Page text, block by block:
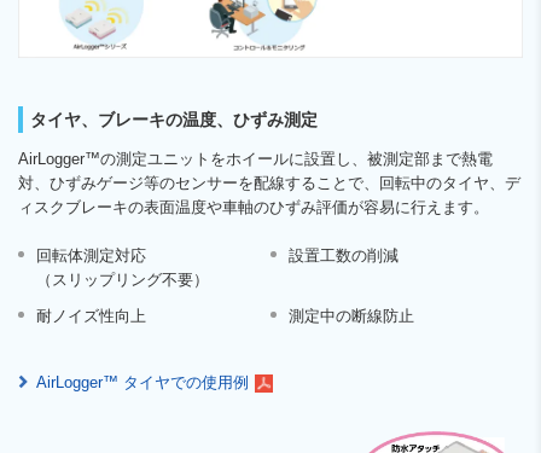
タイヤ、ブレーキの温度、ひずみ測定
AirLogger™の測定ユニットをホイールに設置し、被測定部まで熱電
対、ひずみゲージ等のセンサーを配線することで、回転中のタイヤ、デ
ィスクブレーキの表面温度や車軸のひずみ評価が容易に行えます。
回転体測定対応
（スリップリング不要）
設置工数の削減
耐ノイズ性向上 測定中の断線防止
AirLogger™ タイヤでの使用例